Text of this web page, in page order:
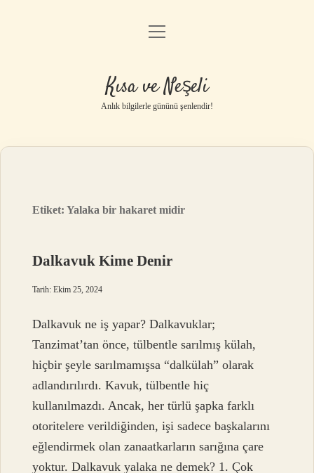
Anasayfa
Yasal Uyarı
menüyü
Kısa ve Neşeli
Anlık bilgilerle gününü şenlendir!
Etiket:Yalaka bir hakaret midir
Dalkavuk Kime Denir
Tarih: Ekim 25, 2024
Dalkavuk ne iş yapar? Dalkavuklar;
Tanzimat’tan önce, tülbentle sarılmış külah,
hiçbir şeyle sarılmamışsa “dalkülah” olarak
adlandırılırdı. Kavuk, tülbentle hiç
kullanılmazdı. Ancak, her türlü şapka farklı
otoritelere verildiğinden, işi sadece başkalarını
eğlendirmek olan zanaatkarların sarığına çare
yoktur. Dalkavuk yalaka ne demek? 1. Çok